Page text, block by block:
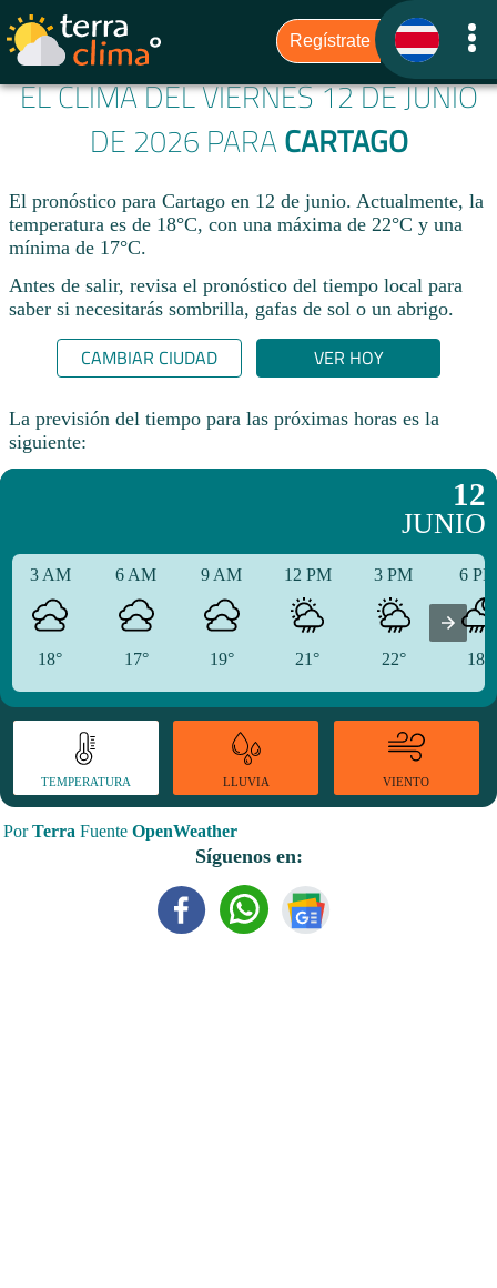
EL CLIMA DEL VIERNES 12 DE JUNIO
DE 2026 PARA CARTAGO
El pronóstico para Cartago en 12 de junio. Actualmente, la
temperatura es de 18°C, con una máxima de 22°C y una
mínima de 17°C.
Antes de salir, revisa el pronóstico del tiempo local para
saber si necesitarás sombrilla, gafas de sol o un abrigo.
CAMBIAR CIUDAD VER HOY
La previsión del tiempo para las próximas horas es la
siguiente:
12
JUNIO
3 AM
18°
6 AM
17°
9 AM
19°
12 PM
21°
3 PM
22°
6
18°
TEMPERATURA LLUVIA VIENTO
PorTerra Fuente OpenWeather
Síguenos en: